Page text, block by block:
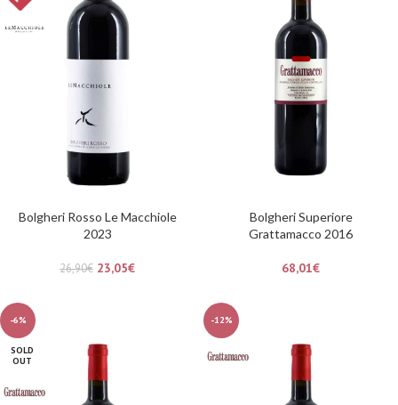
Bolgheri Rosso Le Macchiole
2023
26,90€ 23,05€
Bolgheri Superiore
Grattamacco 2016
68,01€
-6%
SOLD
OUT
-12%